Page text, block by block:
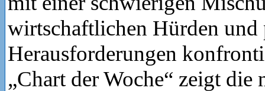
wirtschaftlichen Hürden und
Herausforderungen
„Chart der Woche“ zeigt die